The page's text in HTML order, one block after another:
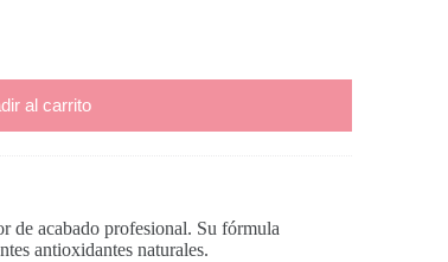
al carrito
de acabado profesional. Su fórmula
antioxidantes naturales.